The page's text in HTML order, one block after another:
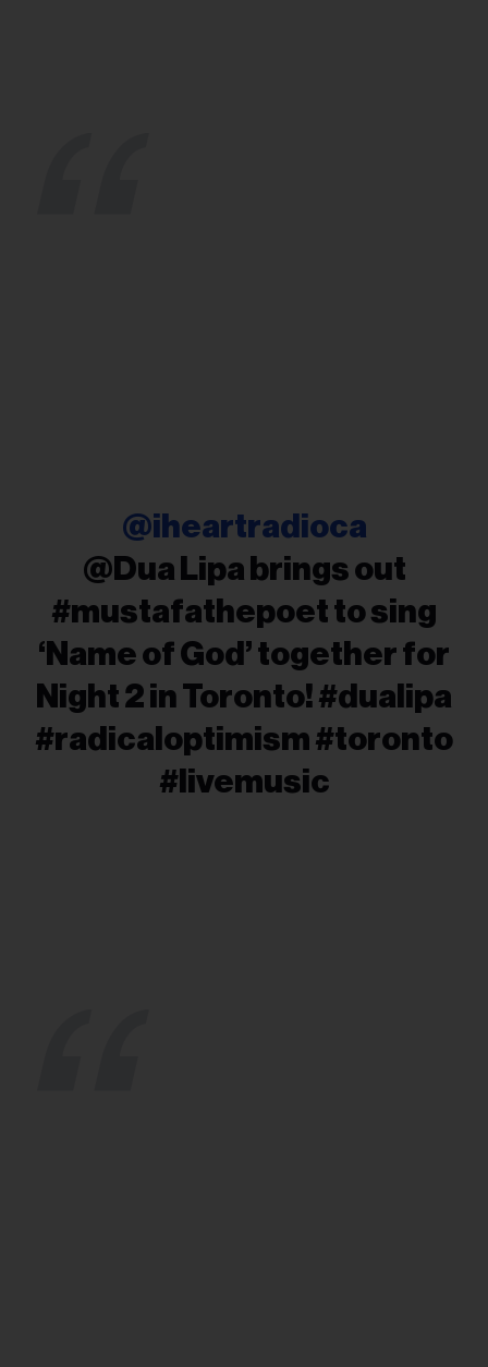
@iheartradioca
@Dua Lipa brings out
#mustafathepoet to sing
‘Name of God’ together for
Night 2 in Toronto! #dualipa
#radicaloptimism #toronto
#livemusic